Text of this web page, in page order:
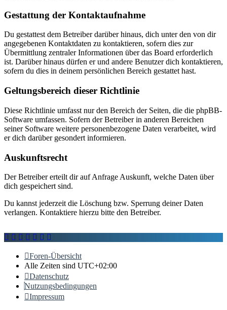
Gestattung der Kontaktaufnahme
Du gestattest dem Betreiber darüber hinaus, dich unter den von dir
angegebenen Kontaktdaten zu kontaktieren, sofern dies zur
Übermittlung zentraler Informationen über das Board erforderlich
ist. Darüber hinaus dürfen er und andere Benutzer dich kontaktieren,
sofern du dies in deinem persönlichen Bereich gestattet hast.
Geltungsbereich dieser Richtlinie
Diese Richtlinie umfasst nur den Bereich der Seiten, die die phpBB-
Software umfassen. Sofern der Betreiber in anderen Bereichen
seiner Software weitere personenbezogene Daten verarbeitet, wird
er dich darüber gesondert informieren.
Auskunftsrecht
Der Betreiber erteilt dir auf Anfrage Auskunft, welche Daten über
dich gespeichert sind.
Du kannst jederzeit die Löschung bzw. Sperrung deiner Daten
verlangen. Kontaktiere hierzu bitte den Betreiber.
Foren-Übersicht
Alle Zeiten sind UTC+02:00
Datenschutz
Nutzungsbedingungen
Impressum